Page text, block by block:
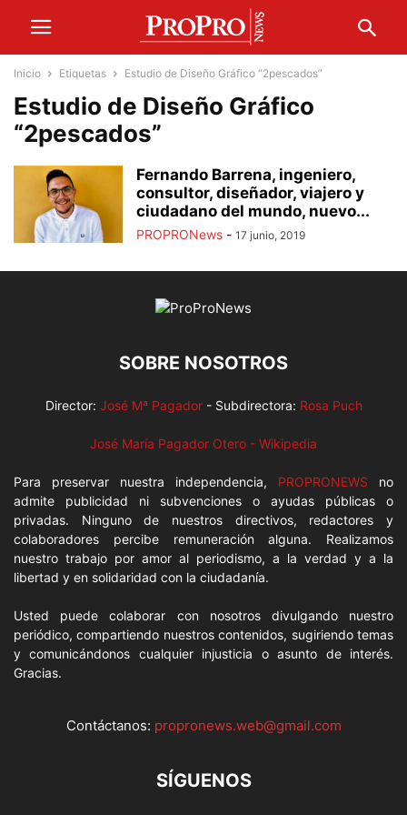
Inicio Etiquetas Estudio de Diseño Gráfico “2pescados”
Estudio de Diseño Gráfico
“2pescados”
Fernando Barrena, ingeniero,
consultor, diseñador, viajero y
ciudadano del mundo, nuevo...
PROPRONews - 17 junio, 2019
SOBRE NOSOTROS
Director: José Mª Pagador- Subdirectora: Rosa Puch
José María Pagador Otero - Wikipedia
Para preservar nuestra independencia, PROPRONEWS no
admite publicidad ni subvenciones o ayudas públicas o
privadas. Ninguno de nuestros directivos, redactores y
colaboradores percibe remuneración alguna. Realizamos
nuestro trabajo por amor al periodismo, a la verdad y a la
libertad y en solidaridad con la ciudadanía.
Usted puede colaborar con nosotros divulgando nuestro
periódico, compartiendo nuestros contenidos, sugiriendo temas
y comunicándonos cualquier injusticia o asunto de interés.
Gracias.
Contáctanos: propronews.web@gmail.com
SÍGUENOS